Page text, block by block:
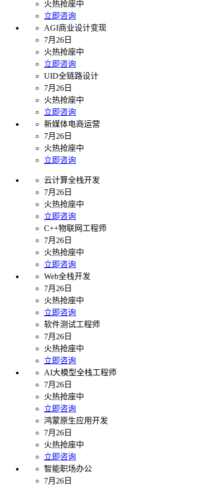
火热抢座中
立即咨询
AGI商业设计变现
7月26日
火热抢座中
立即咨询
UID全链路设计
7月26日
火热抢座中
立即咨询
新媒体电商运营
7月26日
火热抢座中
立即咨询
云计算全栈开发
7月26日
火热抢座中
立即咨询
C++物联网工程师
7月26日
火热抢座中
立即咨询
Web全栈开发
7月26日
火热抢座中
立即咨询
软件测试工程师
7月26日
火热抢座中
立即咨询
AI大模型全栈工程师
7月26日
火热抢座中
立即咨询
鸿蒙原生应用开发
7月26日
火热抢座中
立即咨询
智能职场办公
7月26日